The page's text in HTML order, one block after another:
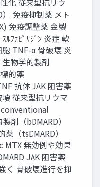
化 従来型抗リウ
） 免疫抑制薬 メト
免疫調整薬 金製
ﾙﾌｧﾋﾟﾘｼﾞﾝ 炎症 軟
TNF-α 骨破壊 炎
物学的製剤
的薬
抗体 JAK 阻害薬
従来型抗リウマ
conventional
剤（bDMARD）
（tsDMARD）
無効例や効果
JAK 阻害薬
く 骨破壊進行を抑